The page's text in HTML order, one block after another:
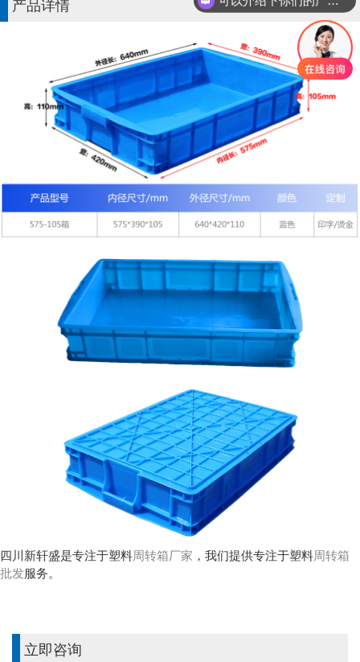
产品详情
四川新轩盛是专注于塑料周转箱厂家 ，我们提供专注于塑料周转箱
批发服务。
立即咨询